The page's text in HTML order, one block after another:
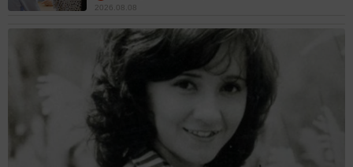
2026.08.08